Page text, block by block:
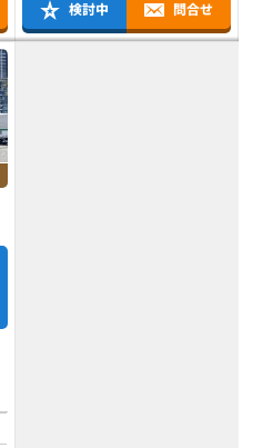
検討中 問合せ